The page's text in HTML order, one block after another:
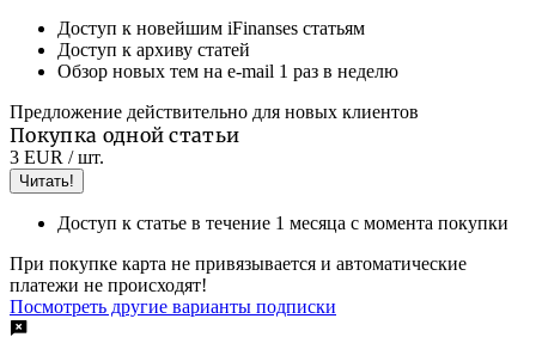
Доступ к новейшим iFinanses статьям
Доступ к архиву статей
Обзор новых тем на e-mail 1 раз в неделю
Предложение действительно для новых клиентов
Покупка одной статьи
3 EUR / шт.
Читать!
Доступ к статье в течение 1 месяца с момента покупки
При покупке карта не привязывается и автоматические
платежи не происходят!
Посмотреть другие варианты подписки